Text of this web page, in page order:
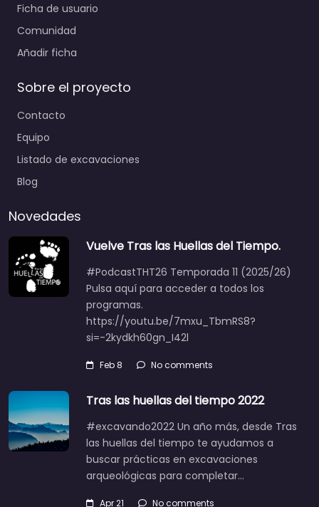
Ficha de usuario
Comunidad
Añadir ficha
Sobre el proyecto
Contacto
Equipo
Listado de excavaciones
Blog
Novedades
Vuelve Tras las Huellas del Tiempo.
#PodcastTHT26 Temporada 11 (2025/26)
Pulsa aquí para acceder a todos los
programas.
https://youtu.be/7mxu_TbmRS8?
si=-2kydkh60gn_I42l
Feb 8 No comments
Tras las huellas del tiempo 2022
#excavando2022 Un año más, desde Tras
las huellas del tiempo te ayudamos a
buscar prácticas en excavaciones
arqueológicas para completar…
Apr 21 No comments